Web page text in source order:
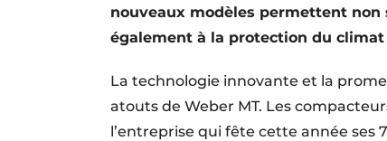
nouveaux modèles permettent
également à la protection du climat
La technologie innovante et la
atouts de Weber MT. Les
l’entreprise qui fête cette année ses